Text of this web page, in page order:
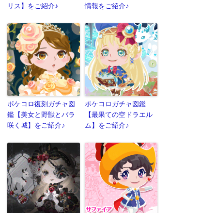
リス】をご紹介♪
情報をご紹介♪
ポケコロ復刻ガチャ図
鑑【美女と野獣とバラ
咲く城】をご紹介♪
ポケコロガチャ図鑑
【最果ての空ドラエル
ム】をご紹介♪